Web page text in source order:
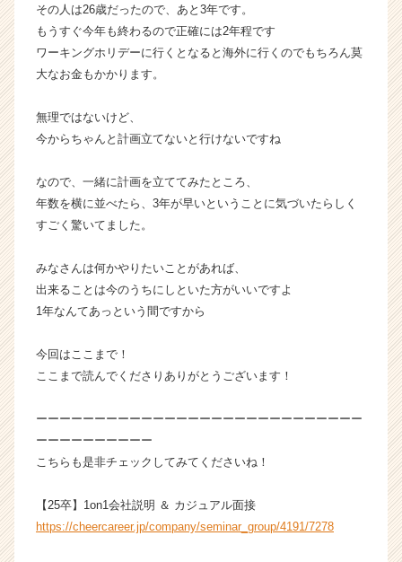
く
就
活
サ
ア
ャ
リ
e
e
r
r
その人は26歳だったので、あと3年です。
もうすぐ今年も終わるので正確には2年程です
ワーキングホリデーに行くとなると海外に行くのでもちろん莫
大なお金もかかります。
無理ではないけど、
今からちゃんと計画立てないと行けないですね
なので、一緒に計画を立ててみたところ、
年数を横に並べたら、3年が早いということに気づいたらしく
すごく驚いてました。
みなさんは何かやりたいことがあれば、
出来ることは今のうちにしといた方がいいですよ
1年なんてあっという間ですから
今回はここまで！
ここまで読んでくださりありがとうございます！
ーーーーーーーーーーーーーーーーーーーーーーーーーーーー
ーーーーーーーーーー
こちらも是非チェックしてみてくださいね！
【25卒】1on1会社説明 ＆ カジュアル面接
https://cheercareer.jp/company/seminar_group/4191/7278